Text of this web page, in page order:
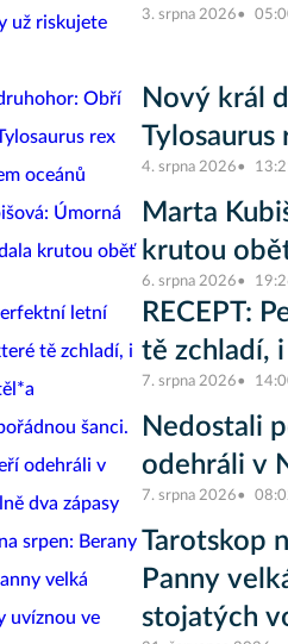
3. srpna 2026
Nový král
Tylosaurus
4. srpna 2026
Marta
krutou
6. srpna 2026
RECEPT:
tě zchladí,
7. srpna 2026
Nedostali
odehráli v
7. srpna 2026
Tarotskop
Panny
stojatých